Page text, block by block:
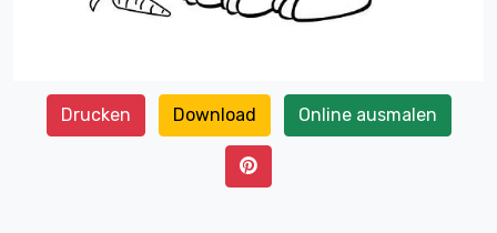
Drucken Download Online ausmalen